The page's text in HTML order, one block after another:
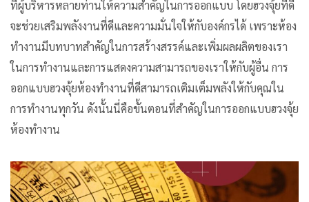
ที่ผู้บริหารหลายท่านให้ความสำคัญในการออกแบบ โดยฮวงจุ้ยที่ดี
จะช่วยเสริมพลังงานที่ดีและความมั่นใจให้กับองค์กรได้ เพราะห้อง
ทำงานมีบทบาทสำคัญในการสร้างสรรค์และเพิ่มผลผลิตของเรา
ในการทำงานและการแสดงความสามารถของเราให้กับผู้อื่น การ
ออกแบบฮวงจุ้ยห้องทำงานที่ดีสามารถเติมเต็มพลังให้กับคุณใน
การทำงานทุกวัน ดังนั้นนี่คือขั้นตอนที่สำคัญในการออกแบบฮวงจุ้ย
ห้องทำงาน